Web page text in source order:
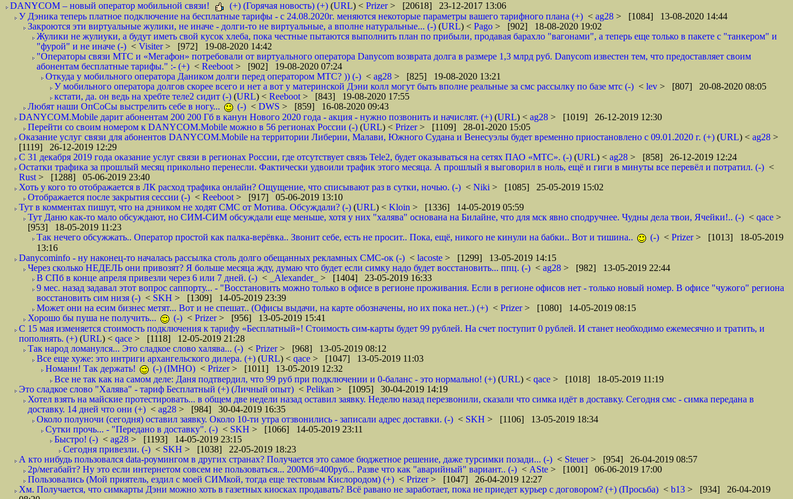
DANYCOM – новый оператор мобильной связи! (+) (Горячая новость) (+) (URL) < Prizer> [20618] 23-12-2017 13:06
У Дэника теперь платное подключение на бесплатные тарифы - с 24.08.2020г. меняются некоторые параметры вашего тарифного плана (+) < ag28 > [1084] 13-08-2020 14:44
Закроются эти виртуальные жулики, не иначе - долги-то не виртуальные, а вполне натуральные... (-) (URL) < Pago > [902] 18-08-2020 19:02
Жулики не жулиуки, а будут иметь свой кусок хлеба, пока честные пытаются выполнить план по прибыли, продавая барахло "вагонами", а теперь еще только в пакете с "танкером" и
"фурой" и не иначе (-) < Visiter> [972] 19-08-2020 14:42
"Операторы связи МТС и «Мегафон» потребовали от виртуального оператора Danycom возврата долга в размере 1,3 млрд руб. Danycom известен тем, что предоставляет своим
абонентам бесплатные тарифы." :- (+) < Reeboot > [902] 19-08-2020 07:24
Откуда у мобильного оператора Даником долги перед оператором МТС? )) (-) < ag28 > [825] 19-08-2020 13:21
У мобильного оператора долгов скорее всего и нет а вот у материнской Дэни колл могут быть вполне реальные за смс рассылку по базе мтс (-) < lev > [807] 20-08-2020 08:05
кстати, да. он ведь на хребте теле2 сидит (-) (URL) < Reeboot > [843] 19-08-2020 17:55
Любят наши ОпСоСы выстрелить себе в ногу...
(-) < DWS > [859] 16-08-2020 09:43
DANYCOM.Mobile дарит абонентам 200 200 Гб в канун Нового 2020 года - акция - нужно позвонить и начислят. (+) (URL) < ag28 > [1019] 26-12-2019 12:30
Перейти со своим номером к DANYCOM.Mobile можно в 56 регионах России (-) (URL) < Prizer> [1109] 28-01-2020 15:05
Оказание услуг связи для абонентов DANYCOM.Mobile на территории Либерии, Малави, Южного Судана и Венесуэлы будет временно приостановлено с 09.01.2020 г. (+) (URL) < ag28 >
[1119] 26-12-2019 12:29
С 31 декабря 2019 года оказание услуг связи в регионах России, где отсутствует связь Tele2, будет оказываться на сетях ПАО «МТС». (-) (URL) < ag28 > [858] 26-12-2019 12:24
Остатки трафика за прошлый месяц прикольно перенесли. Фактически удвоили трафик этого месяца. А прошлый я выговорил в ноль, ещё и гиги в минуты все перевёл и потратил. (-) <
Rust > [1288] 05-06-2019 23:40
Хоть у кого то отображается в ЛК расход трафика онлайн? Ощущение, что списывают раз в сутки, ночью. (-) < Niki > [1085] 25-05-2019 15:02
Отображается после закрытия сессии (-) < Reeboot > [917] 05-06-2019 13:10
Тут в комментах пишут, что на дэником не ходят СМС от Мотива. Обсуждали? (-) (URL) < Kloin > [1336] 14-05-2019 05:59
Тут Даню как-то мало обсуждают, но СИМ-СИМ обсуждали еще меньше, хотя у них "халява" основана на Билайне, что для мск явно сподручнее. Чудны дела твои, Ячейки!.. (-) < qace >
[953] 18-05-2019 11:23
Так нечего обсужжать.. Оператор простой как палка-верёвка.. Звонит себе, есть не просит.. Пока, ещё, никого не кинули на бабки.. Вот и тишина..
(-) < Prizer> [1013] 18-05-2019
13:16
Danycominfo - ну наконец-то началась рассылка столь долго обещанных рекламных СМС-ок (-) < lacoste > [1299] 13-05-2019 14:15
Через сколько НЕДЕЛЬ они привозят? Я больше месяца жду, думаю что будет если симку надо будет восстановить... ппц. (-) < ag28 > [982] 13-05-2019 22:44
В СПб в конце апреля привезли через 6 или 7 дней. (-) < _Alexander_ > [1404] 23-05-2019 16:33
9 мес. назад задавал этот вопрос саппорту... - "Восстановить можно только в офисе в регионе проживания. Если в регионе офисов нет - только новый номер. В офисе "чужого" региона
восстановить сим низя (-) < SKH > [1309] 14-05-2019 23:39
Может они на есим бизнес метят... Вот и не спешат.. (Офисы выдачи, на карте обозначены, но их пока нет..) (+) < Prizer> [1080] 14-05-2019 08:15
Хорошо бы пуша не получить...
(-) < Prizer> [956] 13-05-2019 15:41
С 15 мая изменяется стоимость подключения к тарифу «Бесплатный»! Стоимость сим-карты будет 99 рублей. На счет поступит 0 рублей. И станет необходимо ежемесячно и тратить, и
пополнять. (+) (URL) < qace > [1118] 12-05-2019 21:28
Так народ ломанулся... Это сладкое слово халява... (-) < Prizer> [968] 13-05-2019 08:12
Все еще хуже: это интриги архангельского дилера. (+) (URL) < qace > [1047] 13-05-2019 11:03
Номанн! Так держать!
(-) (IMHO) < Prizer> [1011] 13-05-2019 12:32
Все не так как на самом деле: Даня подтвердил, что 99 руб при подключении и 0-баланс - это нормально! (+) (URL) < qace > [1018] 18-05-2019 11:19
Это сладкое слово "Халява" - тариф Бесплатный (+) (Личный опыт) < Pelikan > [1095] 30-04-2019 14:19
Хотел взять на майские протестировать... в общем две недели назад оставил заявку. Неделю назад перезвонили, сказали что симка идёт в доставку. Сегодня смс - симка передана в
доставку. 14 дней что они (+) < ag28 > [984] 30-04-2019 16:35
Около полуночи (сегодня) оставил заявку. Около 10-ти утра отзвонились - записали адрес доставки. (-) < SKH > [1106] 13-05-2019 18:34
Сутки прочь... - "Передано в доставку". (-) < SKH > [1066] 14-05-2019 23:11
Быстро! (-) < ag28 > [1193] 14-05-2019 23:15
Сегодня привезли. (-) < SKH > [1038] 22-05-2019 18:23
А кто нибудь пользовался data-роумингом в других странах? Получается это самое бюджетное решение, даже турсимки позади... (-) < Steuer> [954] 26-04-2019 08:57
2р/мегабайт? Ну это если интернетом совсем не пользоваться... 200Мб=400руб... Разве что как "аварийный" вариант.. (-) < ASte > [1001] 06-06-2019 17:00
Пользовались (Мой приятель, ездил с моей СИМкой, тогда еще тестовым Кислородом) (+) < Prizer> [1047] 26-04-2019 12:27
Хм. Получается, что симкарты Дэни можно хоть в газетных киосках продавать? Всё равано не заработает, пока не приедет курьер с договором? (+) (Просьба) < b13 > [934] 26-04-2019